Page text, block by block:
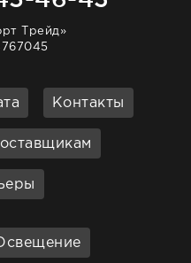
Трейд»
Контакты